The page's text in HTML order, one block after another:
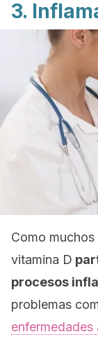
3.
Como
vitamina D
procesos
problemas
enfermedades